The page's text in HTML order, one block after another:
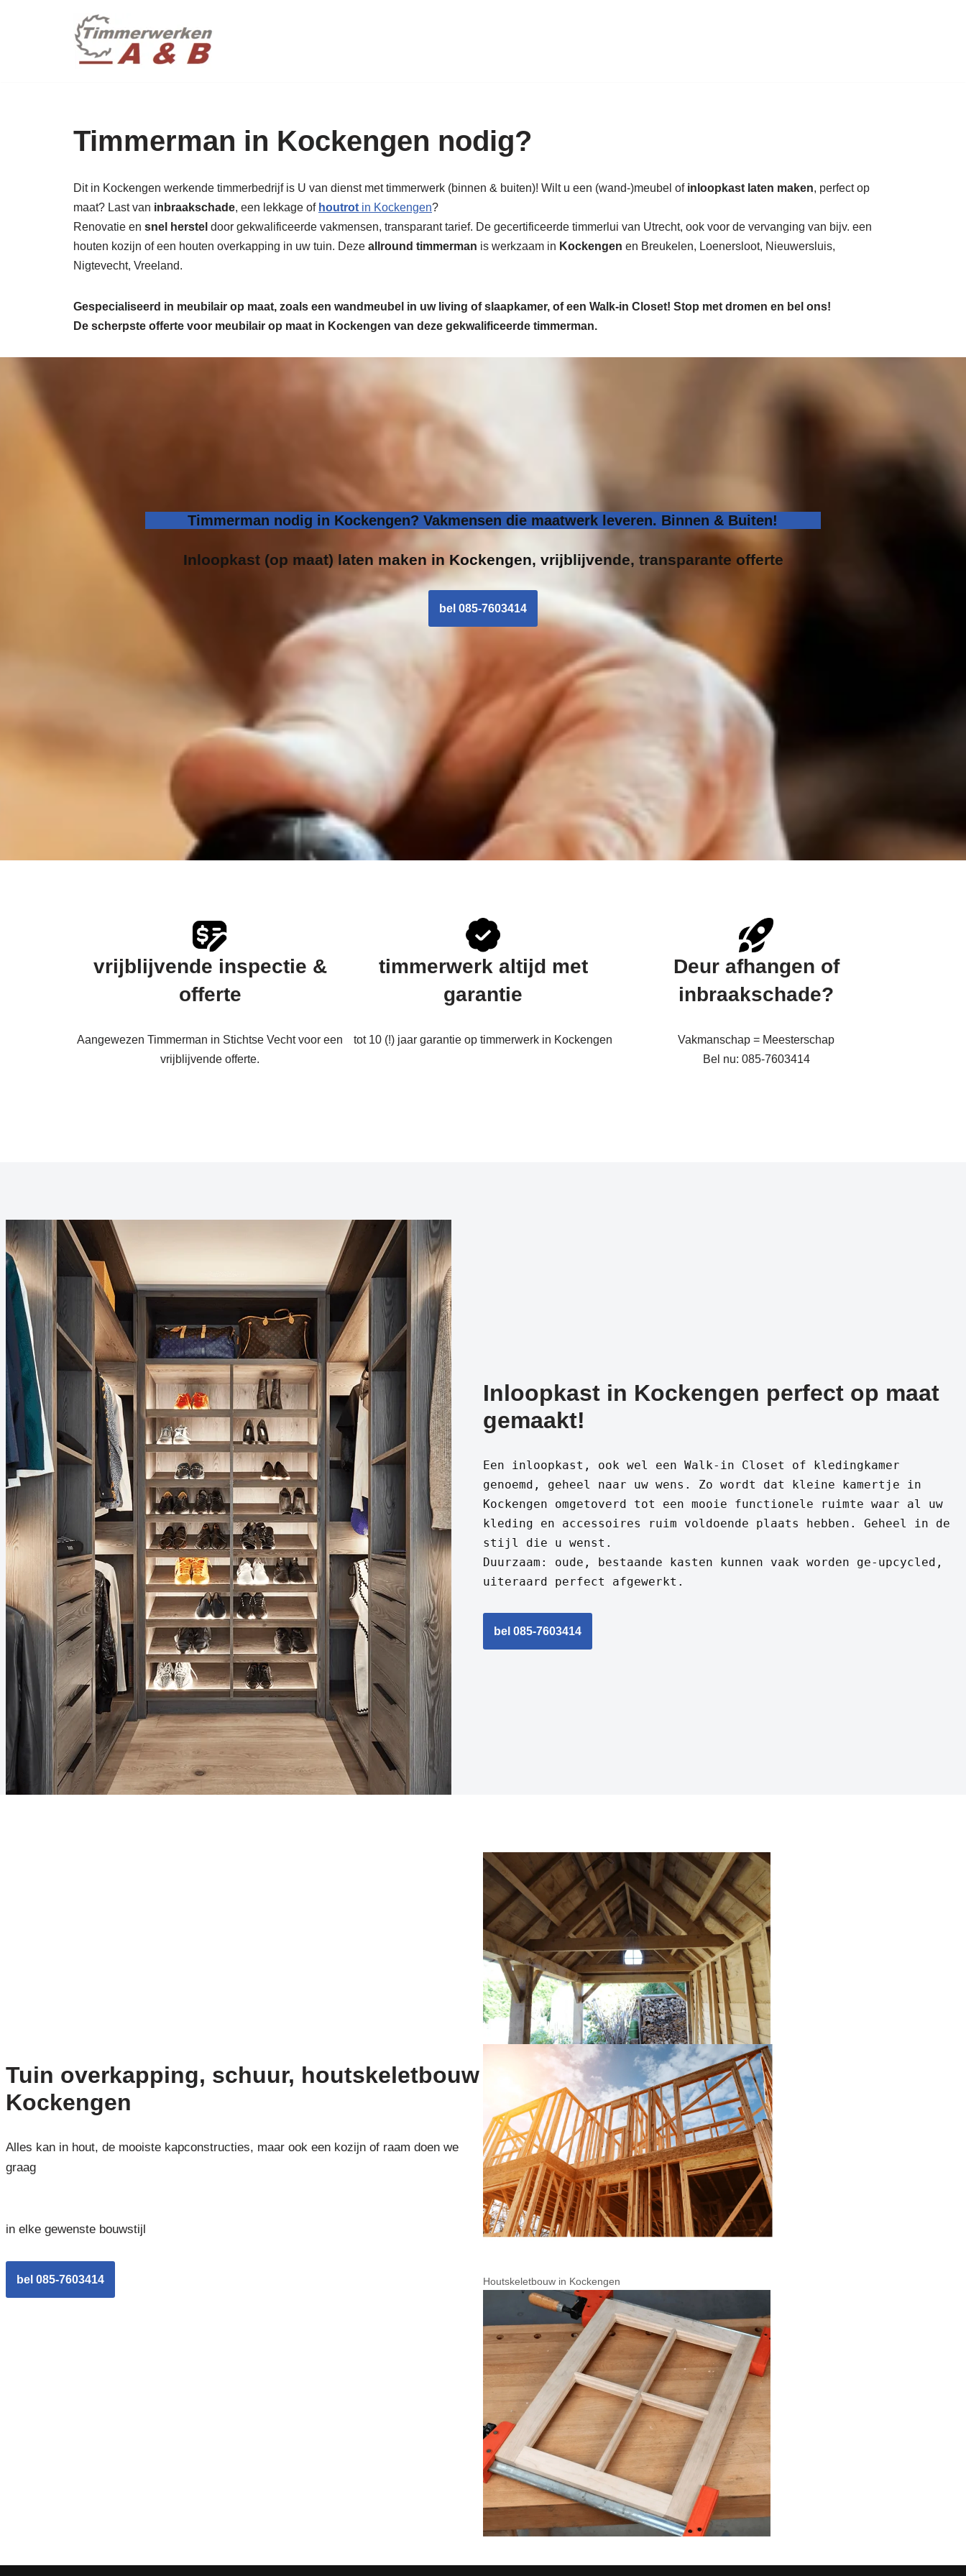
Timmerman in Kockengen nodig?
Dit in Kockengen werkende timmerbedrijf is U van dienst met timmerwerk (binnen & buiten)! Wilt u een (wand-)meubel of inloopkast laten maken, perfect op
maat? Last van inbraakschade, een lekkage of houtrot in Kockengen?
Renovatie en snel herstel door gekwalificeerde vakmensen, transparant tarief. De gecertificeerde timmerlui van Utrecht, ook voor de vervanging van bijv. een
houten kozijn of een houten overkapping in uw tuin. Deze allround timmerman is werkzaam in Kockengen en Breukelen, Loenersloot, Nieuwersluis,
Nigtevecht, Vreeland.
Gespecialiseerd in meubilair op maat, zoals een wandmeubel in uw living of slaapkamer, of een Walk-in Closet! Stop met dromen en bel ons!
De scherpste offerte voor meubilair op maat in Kockengen van deze gekwalificeerde timmerman.
Timmerman nodig in Kockengen? Vakmensen die maatwerk leveren. Binnen & Buiten!
Inloopkast (op maat) laten maken in Kockengen, vrijblijvende, transparante offerte
bel 085-7603414
vrijblijvende inspectie &
offerte
Aangewezen Timmerman in Stichtse Vecht voor een
vrijblijvende offerte.
timmerwerk altijd met
garantie
tot 10 (!) jaar garantie op timmerwerk in Kockengen
Deur afhangen of
inbraakschade?
Vakmanschap = Meesterschap
Bel nu: 085-7603414
Inloopkast in Kockengen perfect op maat
gemaakt!
Een inloopkast, ook wel een Walk-in Closet of kledingkamer
genoemd, geheel naar uw wens. Zo wordt dat kleine kamertje in
Kockengen omgetoverd tot een mooie functionele ruimte waar al uw
kleding en accessoires ruim voldoende plaats hebben. Geheel in de
stijl die u wenst.
Duurzaam: oude, bestaande kasten kunnen vaak worden ge-upcycled,
uiteraard perfect afgewerkt.
bel 085-7603414
Tuin overkapping, schuur, houtskeletbouw
Kockengen
Alles kan in hout, de mooiste kapconstructies, maar ook een kozijn of raam doen we
graag
in elke gewenste bouwstijl
bel 085-7603414 Houtskeletbouw in Kockengen